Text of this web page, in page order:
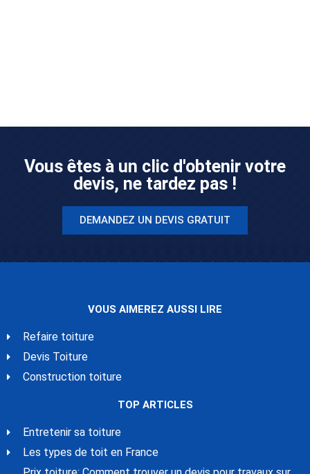
Vous êtes à un clic d'obtenir votre
devis, ne tardez pas !
DEMANDEZ UN DEVIS GRATUIT
VOUS AIMEREZ AUSSI LIRE
Refaire toiture
Devis Toiture
Construction toiture
TOP ARTICLES
Entretenir sa toiture
Les types de toit en France